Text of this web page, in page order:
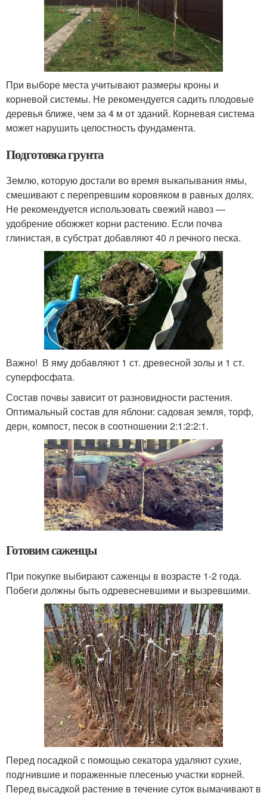
При выборе места учитывают размеры кроны и
корневой системы. Не рекомендуется садить плодовые
деревья ближе, чем за 4 м от зданий. Корневая система
может нарушить целостность фундамента.
Подготовка грунта
Землю, которую достали во время выкапывания ямы,
смешивают с перепревшим коровяком в равных долях.
Не рекомендуется использовать свежий навоз —
удобрение обожжет корни растению. Если почва
глинистая, в субстрат добавляют 40 л речного песка.
Важно! В яму добавляют 1 ст. древесной золы и 1 ст.
суперфосфата.
Состав почвы зависит от разновидности растения.
Оптимальный состав для яблони: садовая земля, торф,
дерн, компост, песок в соотношении 2:1:2:2:1.
Готовим саженцы
При покупке выбирают саженцы в возрасте 1-2 года.
Побеги должны быть одревесневшими и вызревшими.
Перед посадкой с помощью секатора удаляют сухие,
подгнившие и пораженные плесенью участки корней.
Перед высадкой растение в течение суток вымачивают в